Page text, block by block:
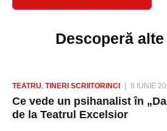
Descoperă
TEATRU, TINERI SCRIITORINCI 8 IUNIE
Ce vede un psihanalist în
de la Teatrul Excelsior